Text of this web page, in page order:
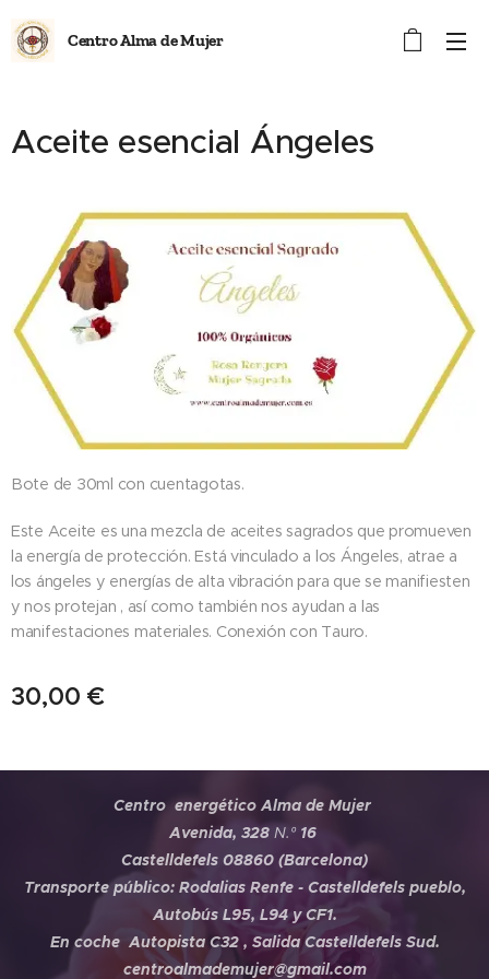
Centro Alma de Mujer
Aceite esencial Ángeles
Bote de 30ml con cuentagotas.
Este Aceite es una mezcla de aceites sagrados que promueven
la energía de protección. Está vinculado a los Ángeles, atrae a
los ángeles y energías de alta vibración para que se manifiesten
y nos protejan , así como también nos ayudan a las
manifestaciones materiales. Conexión con Tauro.
30,00 €
Centro energético Alma de Mujer
Avenida, 328 N.º16
Castelldefels 08860 (Barcelona)
Transporte público: Rodalias Renfe - Castelldefels pueblo,
Autobús L95, L94 y CF1.
En coche Autopista C32 , Salida Castelldefels Sud.
centroalmademujer@gmail.com